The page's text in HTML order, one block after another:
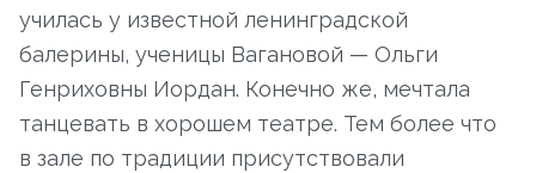
училась у известной ленинградской
балерины, ученицы Вагановой — Ольги
Генриховны Иордан. Конечно же, мечтала
танцевать в хорошем театре. Тем более что
в зале по традиции присутствовали